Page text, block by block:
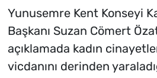
Yunusemre Kent Konseyi
Başkanı Suzan Cömert
açıklamada kadın
vicdanını derinden